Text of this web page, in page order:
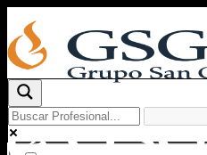
content